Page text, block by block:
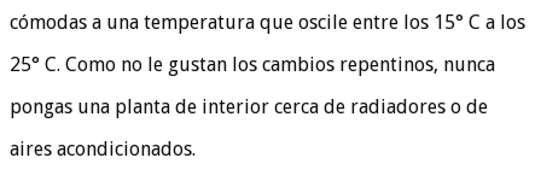
cómodas a una temperatura que oscile entre los 15° C a los
25° C. Como no le gustan los cambios repentinos, nunca
pongas una planta de interior cerca de radiadores o de
aires acondicionados.